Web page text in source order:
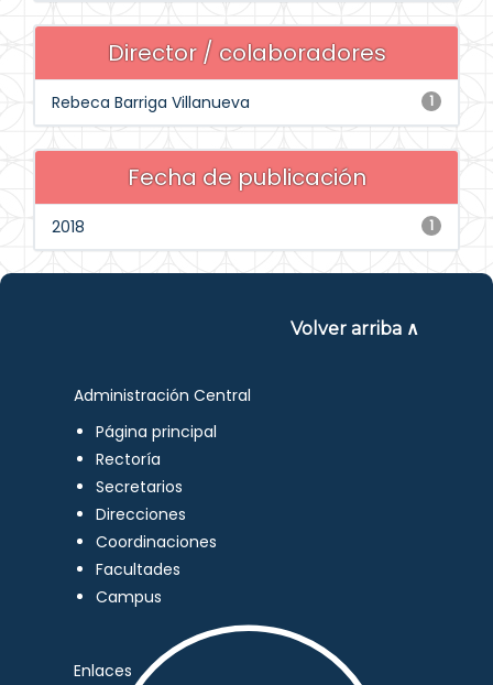
Director / colaboradores
1
Rebeca Barriga Villanueva
Fecha de publicación
1
2018
Volver arriba ∧
Administración Central
Página principal
Rectoría
Secretarios
Direcciones
Coordinaciones
Facultades
Campus
Enlaces